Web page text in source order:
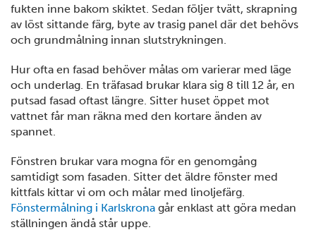
fukten inne bakom skiktet. Sedan följer tvätt, skrapning
av löst sittande färg, byte av trasig panel där det behövs
och grundmålning innan slutstrykningen.
Hur ofta en fasad behöver målas om varierar med läge
och underlag. En träfasad brukar klara sig 8 till 12 år, en
putsad fasad oftast längre. Sitter huset öppet mot
vattnet får man räkna med den kortare änden av
spannet.
Fönstren brukar vara mogna för en genomgång
samtidigt som fasaden. Sitter det äldre fönster med
kittfals kittar vi om och målar med linoljefärg.
Fönstermålning i Karlskrona går enklast att göra medan
ställningen ändå står uppe.